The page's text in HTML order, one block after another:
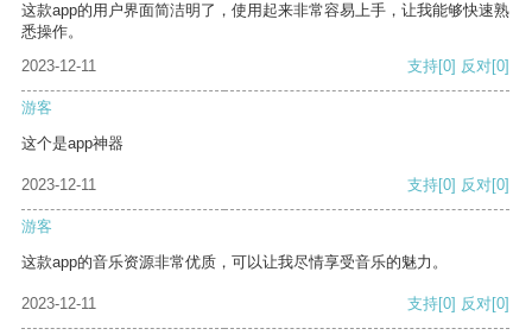
这款app的用户界面简洁明了，使用起来非常容易上手，让我能够快速熟
悉操作。
2023-12-11
支持[0] 反对[0]
游客
这个是app神器
2023-12-11 支持[0] 反对[0]
游客
这款app的音乐资源非常优质，可以让我尽情享受音乐的魅力。
2023-12-11 支持[0] 反对[0]